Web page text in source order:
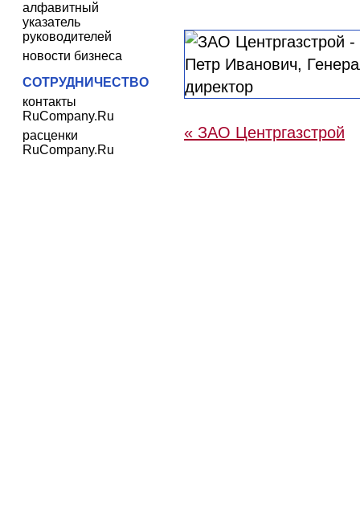
алфавитный
указатель
руководителей
новости бизнеса
СОТРУДНИЧЕСТВО
контакты
RuCompany.Ru
расценки
RuCompany.Ru
« ЗАО Центргазстрой